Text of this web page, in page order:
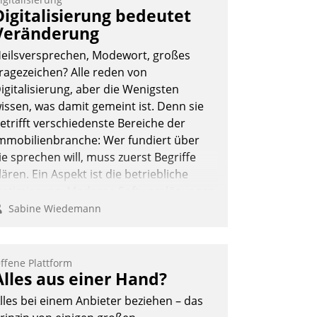
fürs Quartier.
zeigte Datatrain, was es
zu bieten hat.
Nadja Hußmann
bedeutet
Modewort, großes
Alle reden von
aber die Wenigsten
was damit gemeint ist. Denn sie
verschiedenste Bereiche der
Wer fundiert über
sprechen will, muss zuerst Begriffe
Ein Aspekt ist die betriebliche
große Einsparungen durch
mit der Einführung einer neuen
ist es nicht getan. Die
erfordert von
die Bereitschaft, sich zu
Sabine Wiedemann
Plattform
aus einer Hand?
bei einem Anbieter beziehen – das